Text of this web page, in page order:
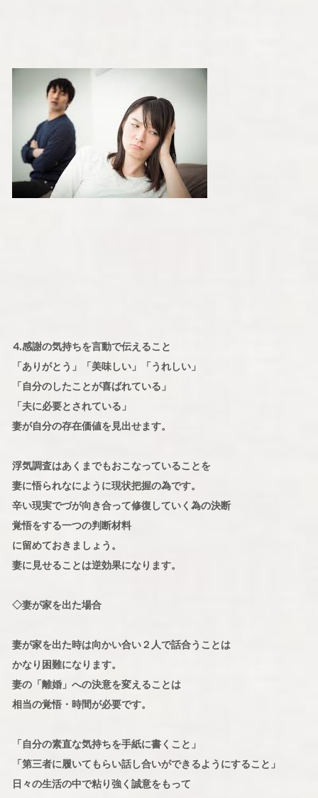
⒋感謝の気持ちを言動で伝えること
「ありがとう」「美味しい」「うれしい」
「自分のしたことが喜ばれている」
「夫に必要とされている」
妻が自分の存在価値を見出せます。
浮気調査はあくまでもおこなっていることを
妻に悟られなにように現状把握の為です。
辛い現実でづが向き合って修復していく為の決断
覚悟をする一つの判断材料
に留めておきましょう。
妻に見せることは逆効果になります。
◇妻が家を出た場合
妻が家を出た時は向かい合い２人で話合うことは
かなり困難になります。
妻の「離婚」への決意を変えることは
相当の覚悟・時間が必要です。
「自分の素直な気持ちを手紙に書くこと」
「第三者に履いてもらい話し合いができるようにすること」
日々の生活の中で粘り強く誠意をもって